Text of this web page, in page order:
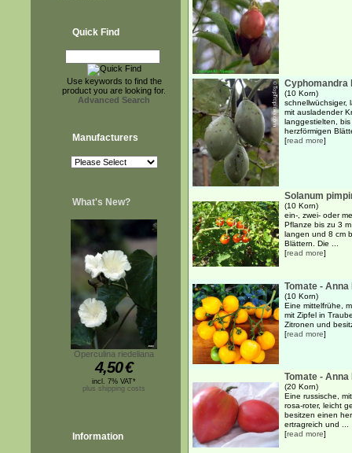
Quick Find
Use keywords to find the
product you are looking for.
Advanced Search
Manufacturers
What's New?
Operculina riedeliana
4,50€
incl. 7% VAT*
plus shipping costs
Information
Cyphomandra
(10 Korn)
schnellwüchsiger,
mit ausladender
langgestielten,
herzförmigen
[read more]
Solanum
(10 Korn)
ein-, zwei- oder
Pflanze bis zu 3
langen und 8 cm
Blättern. Die ...
[read more]
Tomate -
(10 Korn)
Eine mittelfrühe,
mit Zipfel in
Zitronen und
[read more]
Tomate -
(20 Korn)
Eine russische,
rosa-roter, leicht
besitzen einen
ertragreich und ...
[read more]